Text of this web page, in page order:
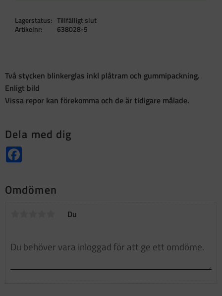
Lagerstatus
Tillfälligt slut
Artikelnr
638028-5
Två stycken blinkerglas inkl plåtram och gummipackning.
Enligt bild
Vissa repor kan förekomma och de är tidigare målade.
Dela med dig
Omdömen
Du